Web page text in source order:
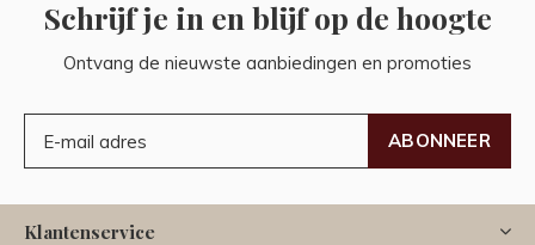
Schrijf je in en blijf op de hoogte
Ontvang de nieuwste aanbiedingen en promoties
ABONNEER
Klantenservice